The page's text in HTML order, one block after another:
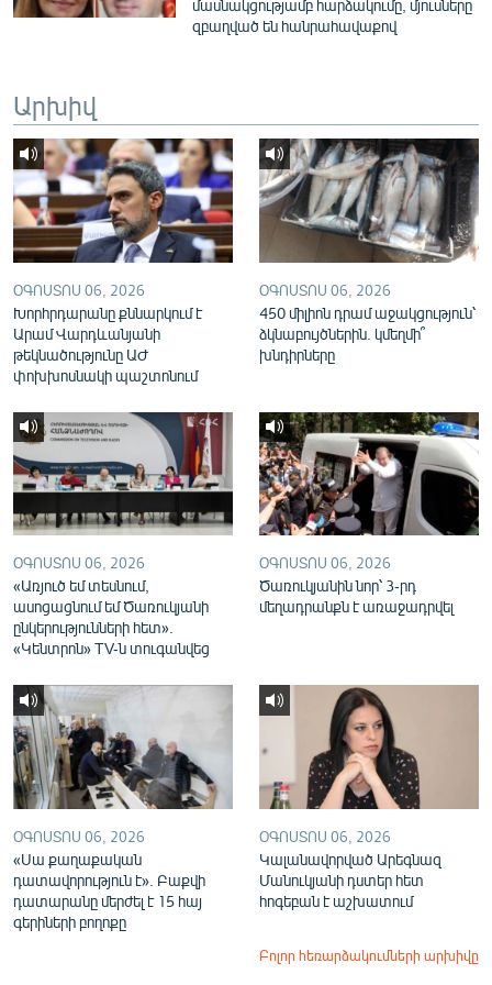
English
ՀԵՏԵՎԵՔ ՄԵԶ
«Ազատության» բոլոր կայքերը
մասնակցությամբ հարձակումը, մյուսները
զբաղված են հանրահավաքով
Արխիվ
ՕԳՈՍՏՈՍ 06, 2026
Խորհրդարանը քննարկում է
Արամ Վարդևանյանի
թեկնածությունը ԱԺ
փոխխոսնակի պաշտոնում
ՕԳՈՍՏՈՍ 06, 2026
450 միլիոն դրամ աջակցություն՝
ձկնաբույծներին. կմեղմի՞
խնդիրները
ՕԳՈՍՏՈՍ 06, 2026
«Առյուծ եմ տեսնում,
ասոցացնում եմ Ծառուկյանի
ընկերությունների հետ».
«Կենտրոն» TV-ն տուգանվեց
ՕԳՈՍՏՈՍ 06, 2026
Ծառուկյանին նոր՝ 3-րդ
մեղադրանքն է առաջադրվել
ՕԳՈՍՏՈՍ 06, 2026
«Սա քաղաքական
դատավորություն է». Բաքվի
դատարանը մերժել է 15 հայ
գերիների բողոքը
ՕԳՈՍՏՈՍ 06, 2026
Կալանավորված Արեգնազ
Մանուկյանի դստեր հետ
հոգեբան է աշխատում
Բոլոր հեռարձակումների արխիվը